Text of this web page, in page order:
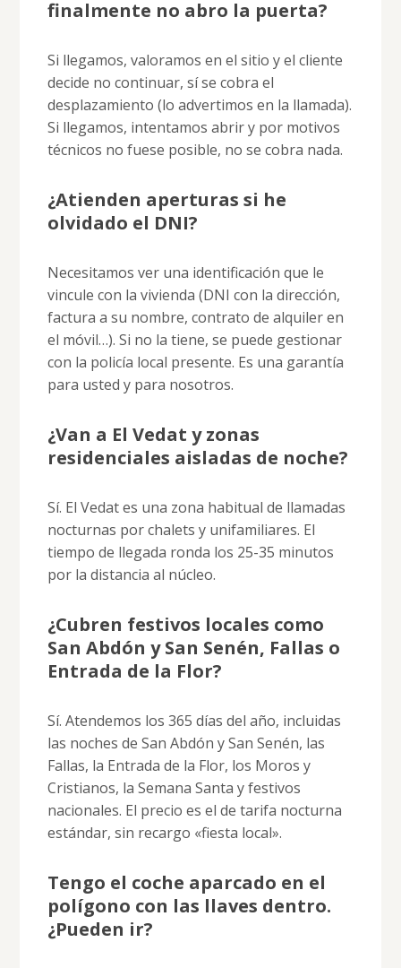
finalmente no abro la puerta?
Si llegamos, valoramos en el sitio y el cliente
decide no continuar, sí se cobra el
desplazamiento (lo advertimos en la llamada).
Si llegamos, intentamos abrir y por motivos
técnicos no fuese posible, no se cobra nada.
¿Atienden aperturas si he
olvidado el DNI?
Necesitamos ver una identificación que le
vincule con la vivienda (DNI con la dirección,
factura a su nombre, contrato de alquiler en
el móvil…). Si no la tiene, se puede gestionar
con la policía local presente. Es una garantía
para usted y para nosotros.
¿Van a El Vedat y zonas
residenciales aisladas de noche?
Sí. El Vedat es una zona habitual de llamadas
nocturnas por chalets y unifamiliares. El
tiempo de llegada ronda los 25-35 minutos
por la distancia al núcleo.
¿Cubren festivos locales como
San Abdón y San Senén, Fallas o
Entrada de la Flor?
Sí. Atendemos los 365 días del año, incluidas
las noches de San Abdón y San Senén, las
Fallas, la Entrada de la Flor, los Moros y
Cristianos, la Semana Santa y festivos
nacionales. El precio es el de tarifa nocturna
estándar, sin recargo «fiesta local».
Tengo el coche aparcado en el
polígono con las llaves dentro.
¿Pueden ir?